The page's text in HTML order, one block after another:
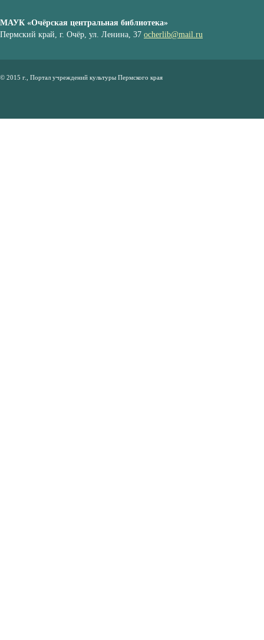
МАУК «Очёрская центральная библиотека»
Пермский край, г. Очёр, ул. Ленина, 37 ocherlib@mail.ru
© 2015 г., Портал учреждений культуры Пермского края